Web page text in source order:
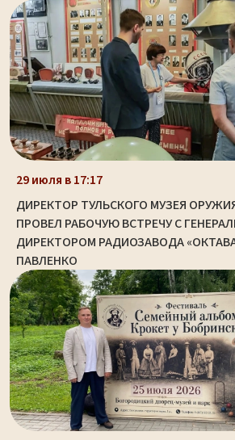
29 июля в 17:17
ДИРЕКТОР ТУЛЬСКОГО МУЗЕЯ
ПРОВЕЛ РАБОЧУЮ ВСТРЕЧУ С
ДИРЕКТОРОМ РАДИОЗАВОДА
ПАВЛЕНКО